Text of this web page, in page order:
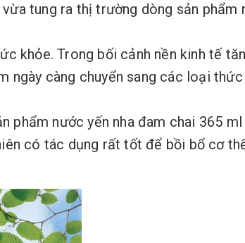
tung ra thị trường dòng sản phẩm
khỏe. Trong bối cảnh nền kinh tế
ngày càng chuyển sang các loại thức
phẩm nước yến nha đam chai 365
có tác dụng rất tốt để bồi bổ cơ